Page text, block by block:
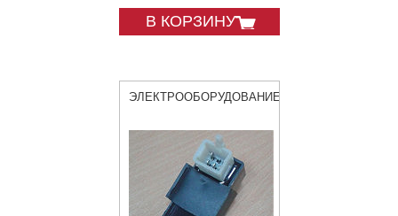
В КОРЗИНУ
ЭЛЕКТРООБОРУДОВАНИЕ